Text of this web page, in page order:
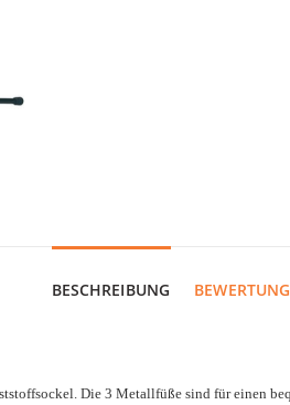
BESCHREIBUNG
Die 3 Metallfüße sind für einen